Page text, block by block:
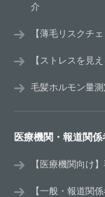
介
【薄毛リスクチ
【ストレスを見
毛髪ホルモン量
医療機関・報道関
【医療機関向け
【一般・報道関